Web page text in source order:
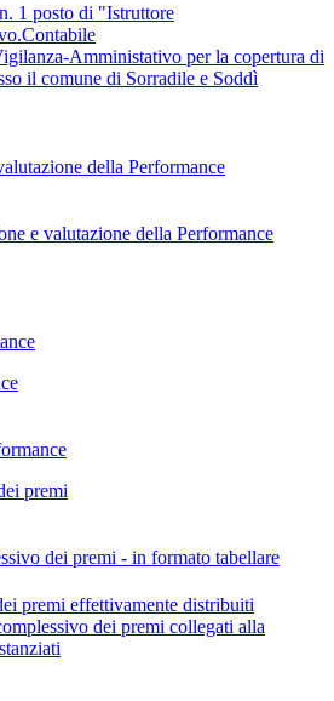
1 posto di "Istruttore
Amministativo per la copertura di
il comune di Sorradile e Soddì
della Performance
e valutazione della Performance
premi
dei premi - in formato tabellare
premi effettivamente distribuiti
dei premi collegati alla